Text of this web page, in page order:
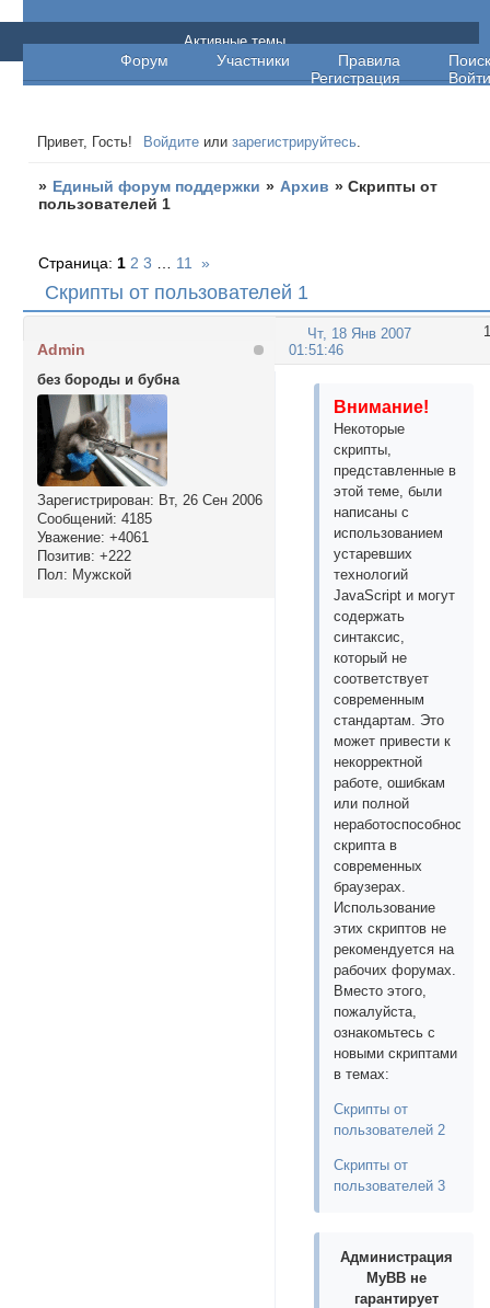
Единый форум поддержки
Форум Участники Правила
Поиск
Регистрация
Войти
Активные темы
Привет, Гость! Войдите илизарегистрируйтесь.
» Единый форум поддержки » Архив »Скрипты от
пользователей 1
Скрипты от пользователей 1
Страница: 1 2 3 11 »
1
Чт, 18 Янв 2007
01:51:46
Admin
без бороды и бубна
Зарегистрирован: Вт, 26 Сен 2006
Сообщений: 4185
Уважение: +4061
Позитив: +222
Пол: Мужской
Внимание!
Некоторые
скрипты,
представленные в
этой теме, были
написаны с
использованием
устаревших
технологий
JavaScript и могут
содержать
синтаксис,
который не
соответствует
современным
стандартам. Это
может привести к
некорректной
работе, ошибкам
или полной
неработоспособности
скрипта в
современных
браузерах.
Использование
этих скриптов не
рекомендуется на
рабочих форумах.
Вместо этого,
пожалуйста,
ознакомьтесь с
новыми скриптами
в темах:
Скрипты от
пользователей 2
Скрипты от
пользователей 3
Администрация
MyBB не
гарантирует